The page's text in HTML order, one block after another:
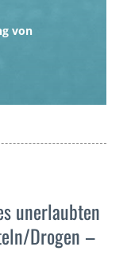
von
unerlaubten
Drogen –